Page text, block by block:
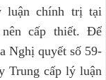
luận chính trị tại
cấp thiết. Để
Nghị quyết số 59-
Trung cấp lý luận